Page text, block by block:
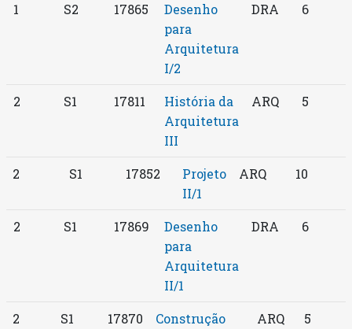
1 S2 17865
Desenho
para
Arquitetura
I/2
DRA 6
2 S1 17811
História da
Arquitetura
III
ARQ 5
2 S1 17852
Projeto
II/1
ARQ 10
2 S1 17869
Desenho
para
Arquitetura
II/1
DRA 6
2 S1 17870
Construção
ARQ 5